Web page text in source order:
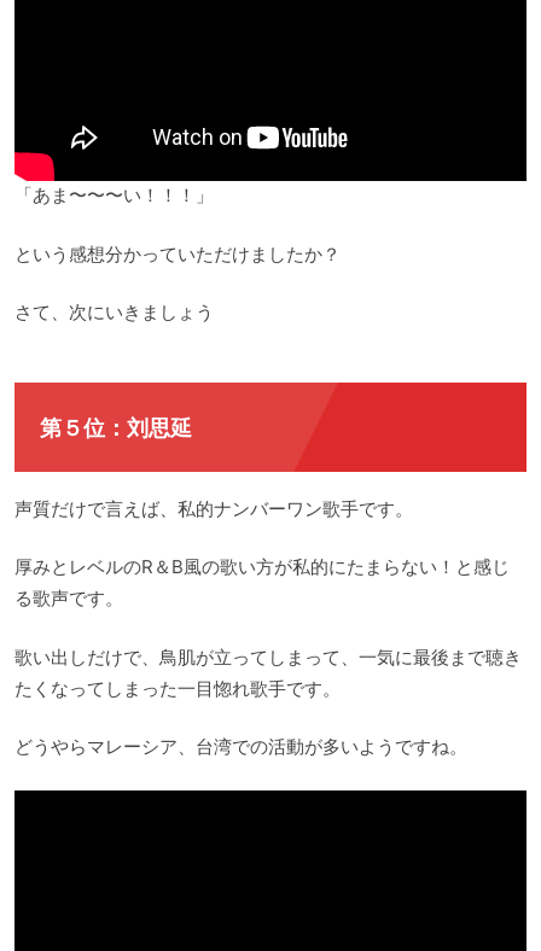
「あま〜〜〜い！！！」
という感想分かっていただけましたか？
さて、次にいきましょう
第５位：刘思延
声質だけで言えば、私的ナンバーワン歌手です。
厚みとレベルのR＆B風の歌い方が私的にたまらない！と感じ
る歌声です。
歌い出しだけで、鳥肌が立ってしまって、一気に最後まで聴き
たくなってしまった一目惚れ歌手です。
どうやらマレーシア、台湾での活動が多いようですね。